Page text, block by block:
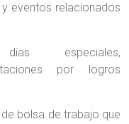
eventos relacionados
especiales,
por logros
bolsa de trabajo que